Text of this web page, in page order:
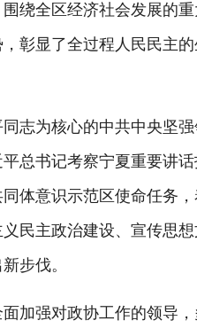
绕全区经济社会发展的
彰显了全过程人民民主
为核心的中共中央坚强
总书记考察宁夏重要讲
体意识示范区使命任务
民主政治建设、宣传思
步伐。
强对政协工作的领导，